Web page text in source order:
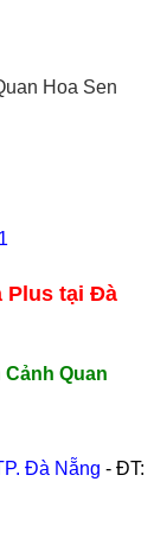
Hoa Sen
Plus tại Đà
Quan
Đà Nẵng - ĐT: